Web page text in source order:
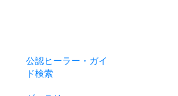
公認ヒーラー・ガイ
ド検索